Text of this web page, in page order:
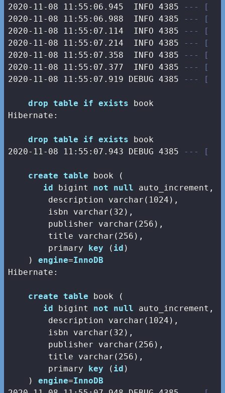
2020-11-08 11:55:06.945  INFO 4385 --- [
2020-11-08 11:55:06.988  INFO 4385 --- [
2020-11-08 11:55:07.114  INFO 4385 --- [
2020-11-08 11:55:07.214  INFO 4385 --- [
2020-11-08 11:55:07.358  INFO 4385 --- [
2020-11-08 11:55:07.377  INFO 4385 --- [
2020-11-08 11:55:07.919 DEBUG 4385 --- [
drop table if exists book
Hibernate:
drop table if exists
2020-11 -08 11 : 55 : 07.943 DEBUG 4385 --- [
create table book (
id
bigint not null auto_increment,
        description
varchar ( 1024 ),
        isbn
varchar ( 32 ),
        publisher
varchar ( 256 ),
        title
varchar ( 256 ),
        primary
key ( id )
    )
engine=InnoDB
Hibernate:
create table book (
id
bigint not null auto_increment,
        description
varchar ( 1024 ),
        isbn
varchar ( 32 ),
        publisher
varchar ( 256 ),
        title
varchar ( 256 ),
        primary
key ( id )
    )
engine=InnoDB